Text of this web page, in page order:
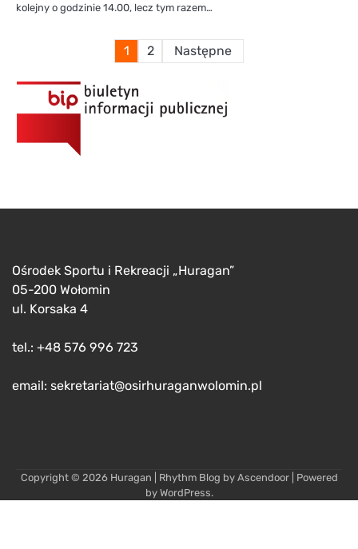
kolejny o godzinie 14.00, lecz tym razem…
Stronicowanie
1 2 Następne
Ośrodek Sportu i Rekreacji „Huragan”
05-200 Wołomin
ul. Korsaka 4
tel.: +48 576 996 723
email: sekretariat@osirhuraganwolomin.pl
Copyright © 2026 Huragan | Rhythm Blog by Ascendoor| Powered
by WordPress.